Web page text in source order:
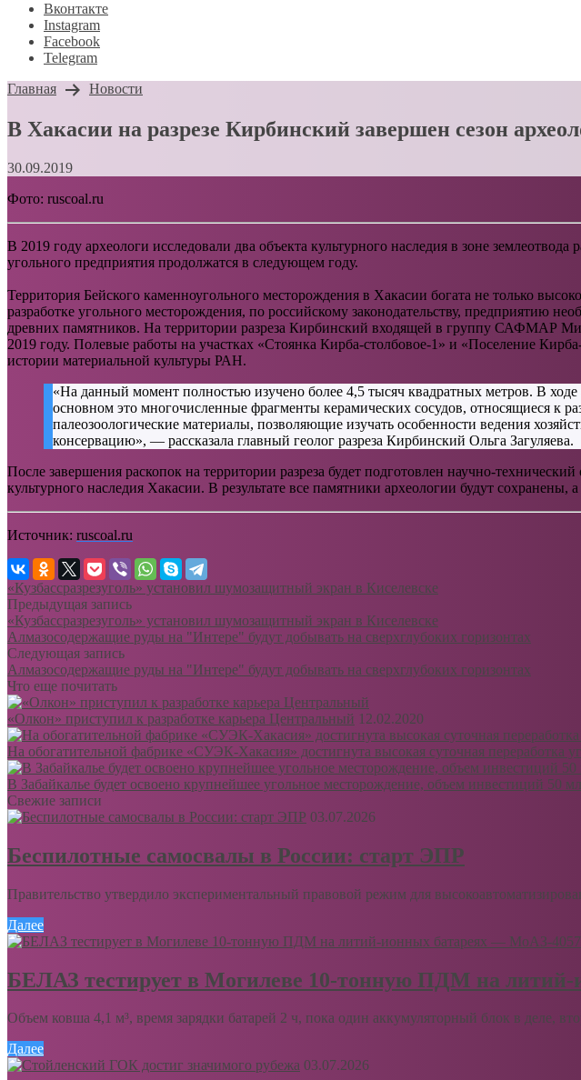
Вконтакте
Instagram
Facebook
Telegram
Главная
Новости
В Хакасии на разрезе Кирбинский завершен сезон
30.09.2019
Фото: ruscoal.ru
В 2019 году археологи исследовали два объекта культурного наследия в зоне
угольного предприятия продолжатся в следующем году.
Территория Бейского каменноугольного месторождения в Хакасии богата не только
разработке угольного месторождения, по российскому законодательству, предприятию
древних памятников. На территории разреза Кирбинский входящей в группу САФМАР
2019 году. Полевые работы на участках «Стоянка Кирба-столбовое-1» и «Поселение
истории материальной культуры РАН.
«На данный момент полностью изучено более 4,5 тысяч квадратных метров. В
основном это многочисленные фрагменты керамических сосудов, относящиеся к
палеозоологические материалы, позволяющие изучать особенности ведения
консервацию», — рассказала главный геолог разреза Кирбинский Ольга Загуляева.
После завершения раскопок на территории разреза будет подготовлен научно-
культурного наследия Хакасии. В результате все памятники археологии будут
Источник: ruscoal.ru
«Кузбассразрезуголь» установил шумозащитный экран в Киселевске
Предыдущая запись
«Кузбассразрезуголь» установил шумозащитный экран в Киселевске
Алмазосодержащие руды на "Интере" будут добывать на сверхглубоких горизонтах
Следующая запись
Алмазосодержащие руды на "Интере" будут добывать на сверхглубоких горизонтах
Что еще почитать
«Олкон» приступил к разработке карьера Центральный 12.02.2020
На обогатительной фабрике «СУЭК-Хакасия» достигнута высокая суточная переработка
В Забайкалье будет освоено крупнейшее угольное месторождение, объем инвестиций 50
Свежие записи
03.07.2026
Беспилотные самосвалы в России: старт ЭПР
Правительство утвердило экспериментальный правовой режим для
Далее
БЕЛАЗ тестирует в Могилеве 10-тонную ПДМ на
Объем ковша 4,1 м³, время зарядки батарей 2 ч, пока один аккумуляторный блок в деле,
Далее
03.07.2026